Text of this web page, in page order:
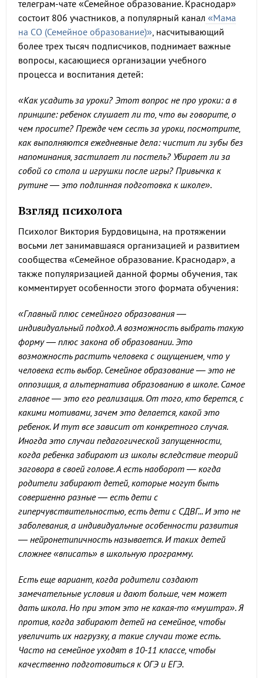
телеграм-чате «Семейное образование. Краснодар»
состоит 806 участников, а популярный канал «Мама
на СО (Семейное образование)», насчитывающий
более трех тысяч подписчиков, поднимает важные
вопросы, касающиеся организации учебного
процесса и воспитания детей:
«Как усадить за уроки? Этот вопрос не про уроки: а в
принципе: ребенок слушает ли то, что вы говорите, о
чем просите? Прежде чем сесть за уроки, посмотрите,
как выполняются ежедневные дела: чистит ли зубы без
напоминания, застилает ли постель? Убирает ли за
собой со стола и игрушки после игры? Привычка к
рутине — это подлинная подготовка к школе».
Взгляд психолога
Психолог Виктория Бурдовицына, на протяжении
восьми лет занимавшаяся организацией и развитием
сообщества «Семейное образование. Краснодар», а
также популяризацией данной формы обучения, так
комментирует особенности этого формата обучения:
«Главный плюс семейного образования —
индивидуальный подход. А возможность выбрать такую
форму — плюс закона об образовании. Это
возможность растить человека с ощущением, что у
человека есть выбор. Семейное образование — это не
оппозиция, а альтернатива образованию в школе. Самое
главное — это его реализация. От того, кто берется, с
какими мотивами, зачем это делается, какой это
ребенок. И тут все зависит от конкретного случая.
Иногда это случаи педагогической запущенности,
когда ребенка забирают из школы вследствие теорий
заговора в своей голове. А есть наоборот — когда
родители забирают детей, которые могут быть
совершенно разные — есть дети с
гиперчувствительностью, есть дети с СДВГ... И это не
заболевания, а индивидуальные особенности развития
— нейронетипичность называется. И таких детей
сложнее «вписать» в школьную программу.
Есть еще вариант, когда родители создают
замечательные условия и дают больше, чем может
дать школа. Но при этом это не какая-то «муштра». Я
против, когда забирают детей на семейное, чтобы
увеличить их нагрузку, а такие случаи тоже есть.
Часто на семейное уходят в 10-11 классе, чтобы
качественно подготовиться к ОГЭ и ЕГЭ.